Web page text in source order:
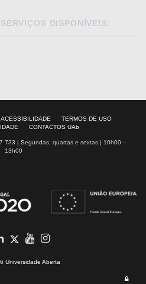
DISPONÍVEIS:
ACESSIBILIDADE
TERMOS DE USO
CONTACTOS UAb
733 | Segundas, quartas e sextas | 10h00 -
13h00
Twitter
Universidade Aberta